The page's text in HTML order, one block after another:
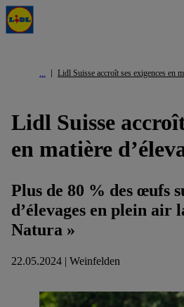
Lidl Suisse accroît ses exigences en
Lidl Suisse
en matière
Plus de 80 % des œufs
d’élevages en plein air
Natura »
22.05.2024 | Weinfelden